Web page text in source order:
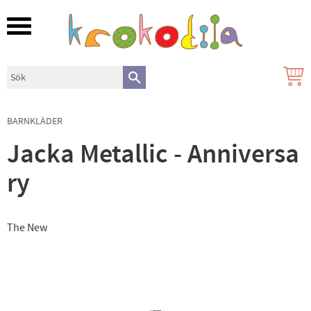
Meny
BARNKLÄDER
Jacka Metallic - Anniversa
ry
The New